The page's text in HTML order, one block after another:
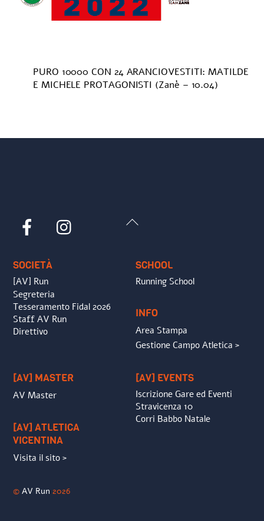
PURO 10000 CON 24 ARANCIOVESTITI: MATILDE
E MICHELE PROTAGONISTI (Zanè – 10.04)
Back
Facebook
SOCIETÀ
[AV] Run
Segreteria
Tesseramento Fidal 2026
Staff AV Run
Direttivo
SCHOOL
Running School
INFO
Area Stampa
Gestione Campo Atletica >
[AV] MASTER
AV Master
[AV] ATLETICA
VICENTINA
Visita il sito >
[AV] EVENTS
Iscrizione Gare ed Eventi
Stravicenza 10
Corri Babbo Natale
©AV Run 2026